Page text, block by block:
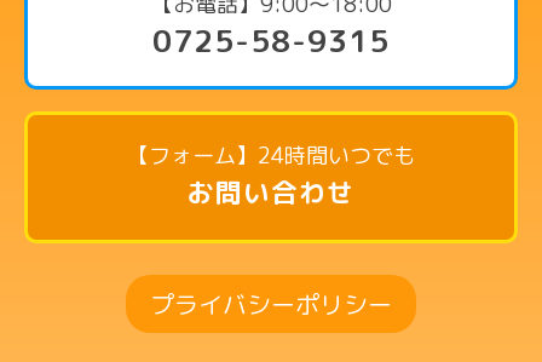
コース・料金案内
ピアノコース
リトミックコース
英語リトミックコース
ドラムコース
ボーカルコース
0725-58-9315
【フォーム】24時間いつでも
お問い合わせ
プライバシーポリシー